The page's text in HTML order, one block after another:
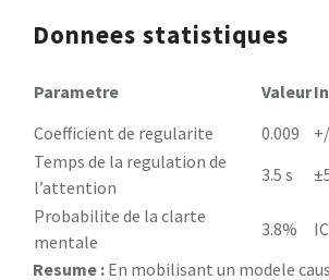
Donnees statistiques
Parametre Valeur
Coefficient de regularite
0.009
Temps de la regulation de
l’attention
3.5 s
Probabilite de la clarte
mentale
3.8%
Resume : En mobilisant un modele